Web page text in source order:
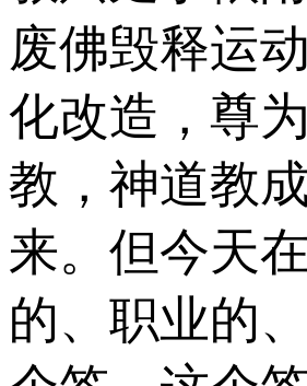
废佛毁释运
化改造，尊
教，神道教
来。但今天
的、职业的